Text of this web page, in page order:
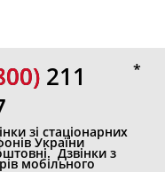
211
зі стаціонарних
України
Дзвінки з
мобільного